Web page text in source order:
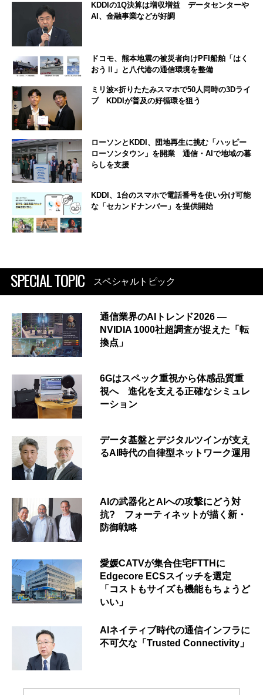
KDDIの1Q決算は増収増益 データセンターや
AI、金融事業などが好調
ドコモ、熊本地震の被災者向けPFI船舶「はく
おうⅡ」と八代港の通信環境を整備
ミリ波×折りたたみスマホで50人同時の3Dライ
ブ KDDIが普及の好循環を狙う
ローソンとKDDI、団地再生に挑む「ハッピー
ローソンタウン」を開業 通信・AIで地域の暮
らしを支援
KDDI、1台のスマホで電話番号を使い分け可能
な「セカンドナンバー」を提供開始
SPECIAL TOPIC スペシャルトピック
通信業界のAIトレンド2026 ―
NVIDIA 1000社超調査が捉えた「転
換点」
6Gはスペック重視から体感品質重
視へ 進化を支える正確なシミュレ
ーション
データ基盤とデジタルツインが支え
るAI時代の自律型ネットワーク運用
AIの武器化とAIへの攻撃にどう対
抗? フォーティネットが描く新・
防御戦略
愛媛CATVが集合住宅FTTHに
Edgecore ECSスイッチを選定
「コストもサイズも機能もちょうど
いい」
AIネイティブ時代の通信インフラに
不可欠な「Trusted Connectivity」